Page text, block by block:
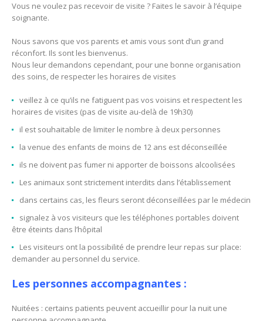
Vous ne voulez pas recevoir de visite ? Faites le savoir à l’équipe
soignante.
Nous savons que vos parents et amis vous sont d’un grand
réconfort. Ils sont les bienvenus.
Nous leur demandons cependant, pour une bonne organisation
des soins, de respecter les horaires de visites
veillez à ce qu’ils ne fatiguent pas vos voisins et respectent les
horaires de visites (pas de visite au-delà de 19h30)
il est souhaitable de limiter le nombre à deux personnes
la venue des enfants de moins de 12 ans est déconseillée
ils ne doivent pas fumer ni apporter de boissons alcoolisées
Les animaux sont strictement interdits dans l’établissement
dans certains cas, les fleurs seront déconseillées par le médecin
signalez à vos visiteurs que les téléphones portables doivent
être éteints dans l’hôpital
Les visiteurs ont la possibilité de prendre leur repas sur place:
demander au personnel du service.
Les personnes accompagnantes :
Nuitées : certains patients peuvent accueillir pour la nuit une